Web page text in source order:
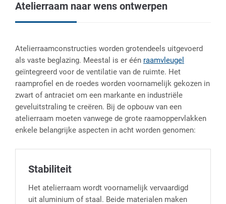
Atelierraam naar wens ontwerpen
Atelierraamconstructies worden grotendeels uitgevoerd
als vaste beglazing. Meestal is er één raamvleugel
geïntegreerd voor de ventilatie van de ruimte. Het
raamprofiel en de roedes worden voornamelijk gekozen in
zwart of antraciet om een markante en industriële
geveluitstraling te creëren. Bij de opbouw van een
atelierraam moeten vanwege de grote raamoppervlakken
enkele belangrijke aspecten in acht worden genomen:
Stabiliteit
Het atelierraam wordt voornamelijk vervaardigd
uit aluminium of staal. Beide materialen maken